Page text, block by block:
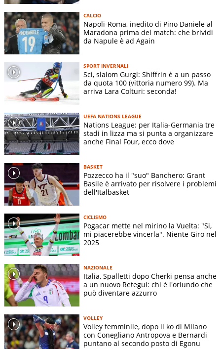
CALCIO
Napoli-Roma, inedito di Pino Daniele al
Maradona prima del match: che brividi
da Napule è ad Again
SPORT INVERNALI
Sci, slalom Gurgl: Shiffrin è a un passo
da quota 100 (vittoria numero 99). Ma
arriva Lara Colturi: seconda!
UEFA NATIONS LEAGUE
Nations League: per Italia-Germania tre
stadi in lizza ma si punta a organizzare
anche Final Four, ecco dove
BASKET
Pozzecco ha il "suo" Banchero: Grant
Basile è arrivato per risolvere i problemi
dell'Italbasket
CICLISMO
Pogacar mette nel mirino la Vuelta: "Si,
mi piacerebbe vincerla". Niente Giro nel
2025
NAZIONALE
Italia, Spalletti dopo Cherki pensa anche
a un nuovo Retegui: chi è l'oriundo che
può diventare azzurro
VOLLEY
Volley femminile, dopo il ko di Milano
con Conegliano Antropova e Bernardi
puntano al secondo posto di Egonu